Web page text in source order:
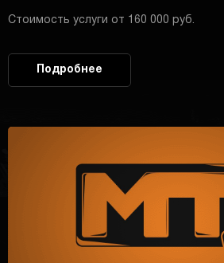
Стоимость услуги от 160 000 руб.
Подробнее